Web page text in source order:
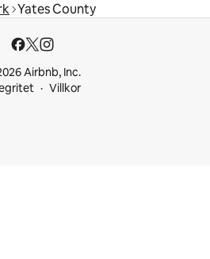
Yates County
Airbnb, Inc.
Villkor